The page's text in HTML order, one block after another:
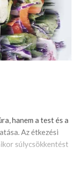
hanem a test és a
Az étkezési
súlycsökkentést